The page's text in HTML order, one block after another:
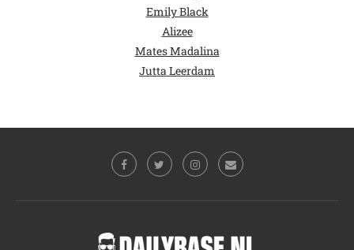
Emily Black
Alizee
Mates Madalina
Jutta Leerdam